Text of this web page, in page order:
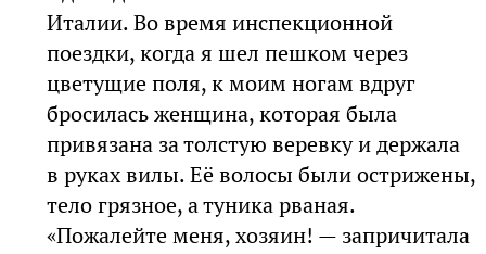
Италии. Во время инспекционной
поездки, когда я шел пешком через
цветущие поля, к моим ногам вдруг
бросилась женщина, которая была
привязана за толстую веревку и держала
в руках вилы. Её волосы были острижены,
тело грязное, а туника рваная.
«Пожалейте меня, хозяин! — запричитала